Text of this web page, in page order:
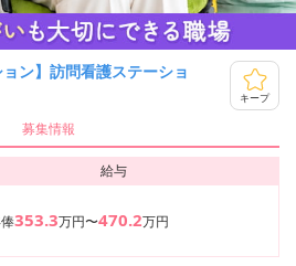
ン】訪問看護ステーショ
キープ
募集情報
給与
353.3万円〜470.2万円